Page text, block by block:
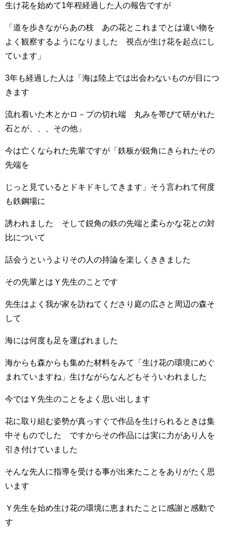
生け花を始めて1年程経過した人の報告ですが
「道を歩きながらあの枝 あの花とこれまでとは違い物を
よく観察するようになりました 視点が生け花を起点にし
ています」
3年も経過した人は「海は陸上では出会わないものが目につ
きます
流れ着いた木とかロ－プの切れ端 丸みを帯びて研がれた
石とが、、、その他」
今は亡くなられた先輩ですが「鉄板が鋭角にきられたその
先端を
じっと見ているとドキドキしてきます」そう言われて何度
も鉄鋼場に
誘われました そして鋭角の鉄の先端と柔らかな花との対
比について
話会うというよりその人の持論を楽しくききました
その先輩とはＹ先生のことです
先生はよく我が家を訪ねてくださり庭の広さと周辺の森そ
して
海には何度も足を運ばれました
海からも森からも集めた材料をみて「生け花の環境にめぐ
まれていますね」生けながらなんどもそういわれました
今ではＹ先生のことをよく思い出します
花に取り組む姿勢が真っすぐで作品を生けられるときは集
中そものでした ですからその作品には実に力があり人を
引き付けていました
そんな先人に指導を受ける事が出来たことをありがたく思
います
Ｙ先生を始め生け花の環境に恵まれたことに感謝と感動で
す